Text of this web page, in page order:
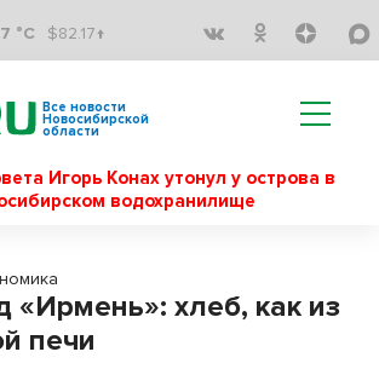
°C $82.17↑
Все новости
Новосибирской
области
Игорь Конах утонул у острова в
водохранилище
«Ирмень»: хлеб, как из
печи